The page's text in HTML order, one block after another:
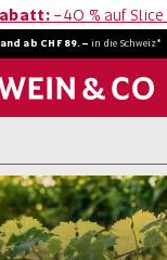
−40 % auf Slice
ab CHF 89.– in die Schweiz*